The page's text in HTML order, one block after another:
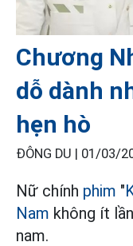
Chương
dỗ dành
hẹn hò
ĐÔNG DU | 01/03/
Nữ chính phim "
Nam không ít
nam.